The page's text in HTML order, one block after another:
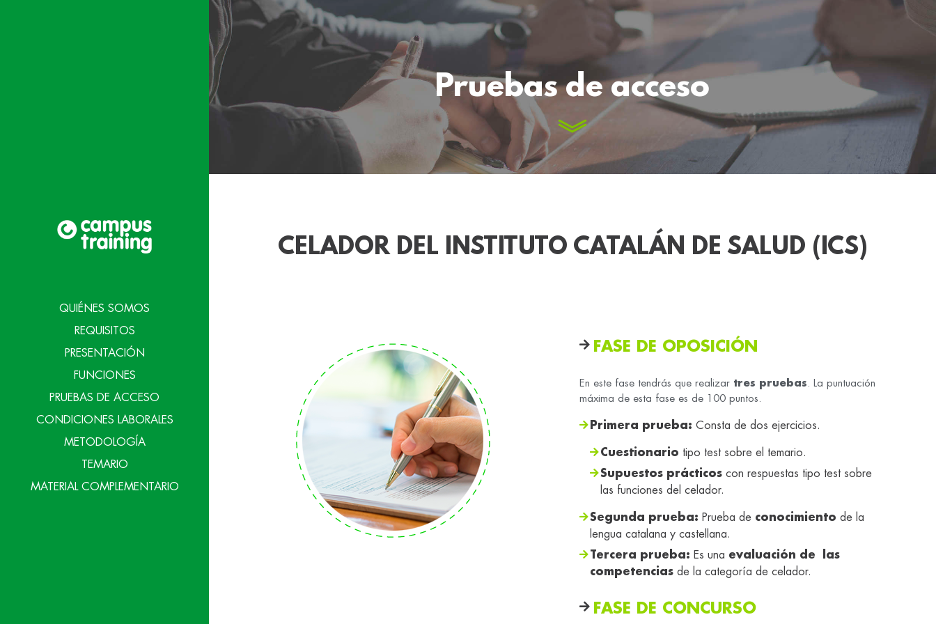
QUIÉNES SOMOS
REQUISITOS
PRESENTACIÓN
FUNCIONES
PRUEBAS DE ACCESO
CONDICIONES LABORALES
METODOLOGÍA
TEMARIO
MATERIAL COMPLEMENTARIO
Pruebas de acceso
CELADOR DEL INSTITUTO CATALÁN DE SALUD (ICS)
FASE DE OPOSICIÓN
En este fase tendrás que realizar tres pruebas . La puntuación
máxima de esta fase es de 100 puntos.
Primera prueba: Consta de dos ejercicios.
Cuestionario tipo test sobre el temario.
Supuestos prácticos con respuestas tipo test sobre
las funciones del celador.
Segunda prueba: Prueba de conocimiento de la
lengua catalana y castellana.
Tercera prueba: Es una evaluación de las
competencias de la categoría de celador.
FASE DE CONCURSO